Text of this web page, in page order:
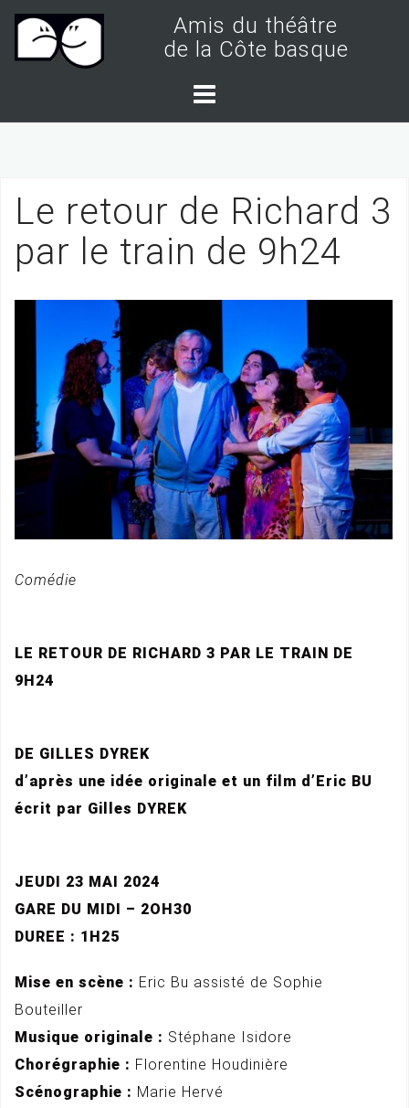
t
Amis du théâtre
de la Côte basque
Le retour de Richard 3
par le train de 9h24
Comédie
LE RETOUR DE RICHARD 3 PAR LE TRAIN DE
9H24
DE GILLES DYREK
d’après une idée originale et un film d’Eric BU
écrit par Gilles DYREK
JEUDI 23 MAI 2024
GARE DU MIDI – 2OH30
DUREE : 1H25
Mise en scène : Eric Bu assisté de Sophie
Bouteiller
Musique originale : Stéphane Isidore
Chorégraphie : Florentine Houdinière
Scénographie : Marie Hervé